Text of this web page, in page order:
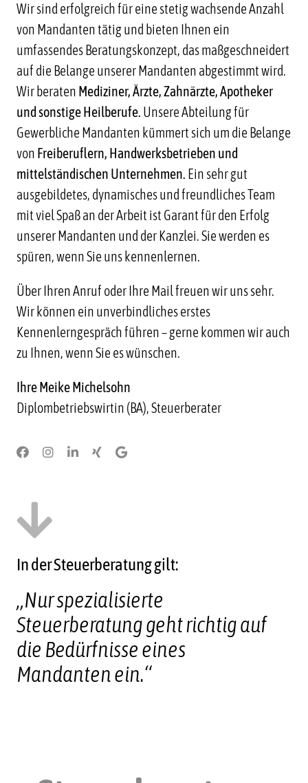
In der Steuerberatung gilt:
„Nur spezialisierte
Steuerberatung geht richtig auf
die Bedürfnisse eines
Mandanten ein.“
Wir sind erfolgreich für eine stetig wachsende Anzahl
von Mandanten tätig und bieten Ihnen ein
umfassendes Beratungskonzept, das maßgeschneidert
auf die Belange unserer Mandanten abgestimmt wird.
Wir beraten Mediziner, Ärzte, Zahnärzte, Apotheker
und sonstige Heilberufe. Unsere Abteilung für
Gewerbliche Mandanten kümmert sich um die Belange
von Freiberuflern, Handwerksbetrieben und
mittelständischen Unternehmen. Ein sehr gut
ausgebildetes, dynamisches und freundliches Team
mit viel Spaß an der Arbeit ist Garant für den Erfolg
unserer Mandanten und der Kanzlei. Sie werden es
spüren, wenn Sie uns kennenlernen.
Über Ihren Anruf oder Ihre Mail freuen wir uns sehr.
Wir können ein unverbindliches erstes
Kennenlerngespräch führen – gerne kommen wir auch
zu Ihnen, wenn Sie es wünschen.
Ihre Meike Michelsohn
Diplombetriebswirtin (BA), Steuerberater